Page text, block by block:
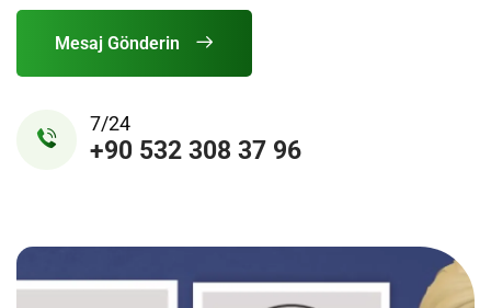
Mesaj Gönderin
7/24
+90 532 308 37 96